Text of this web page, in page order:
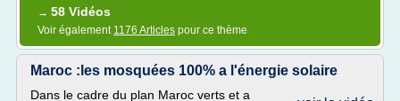
→ 58 Vidéos
Voir également 1176 Articles pour ce thème
Maroc :les mosquées 100% a l'énergie solaire
Dans le cadre du plan Maroc verts et a